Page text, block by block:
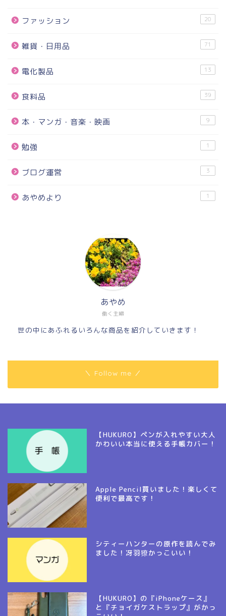
ファッション 20
雑貨・日用品 71
電化製品 13
食料品 39
本・マンガ・音楽・映画 9
勉強 1
ブログ運営 3
あやめより 1
働く主婦
あやめ
世の中にあふれるいろんな商品を紹介していきます！
＼ Follow me ／
【HUKURO】ペンが入れやすい大人
かわいい本当に使える手帳カバー！
Apple Pencil買いました！楽しくて
便利で最高です！
シティーハンターの原作を読んでみ
ました！冴羽獠かっこいい！
【HUKURO】の『iPhoneケース』
と『チョイガケストラップ』がかっ